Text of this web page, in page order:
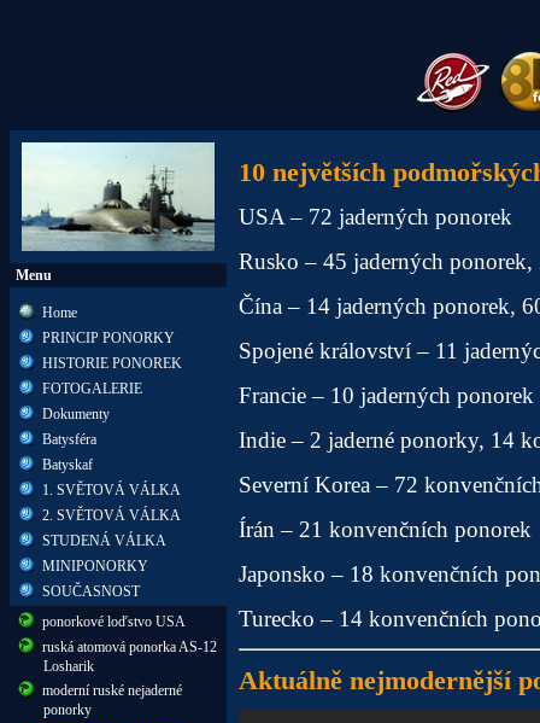
Menu
Home
PRINCIP PONORKY
HISTORIE PONOREK
FOTOGALERIE
Dokumenty
Batysféra
Batyskaf
1. SVĚTOVÁ VÁLKA
2. SVĚTOVÁ VÁLKA
STUDENÁ VÁLKA
MINIPONORKY
SOUČASNOST
ponorkové loďstvo USA
ruská atomová ponorka AS-12
Losharik
moderní ruské nejaderné
ponorky
10 největších
USA – 72 jaderných ponorek
Rusko – 45 jaderných
Čína – 14 jaderných ponorek,
Spojené království – 11
Francie – 10 jaderných ponorek
Indie – 2 jaderné ponorky, 14
Severní Korea – 72
Írán – 21 konvenčních ponorek
Japonsko – 18 konvenčních
Turecko – 14 konvenčních
Aktuálně nejmodernější